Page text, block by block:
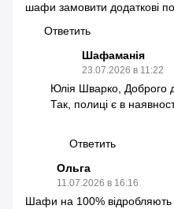
шафи замовити додаткові
Ответить
Шафаманія
23.07.2026 в 11:22
Юлія Шварко, Доброго
Так, полиці є в
Ответить
Ольга
11.07.2026 в 16:16
Шафи на 100% відробляють